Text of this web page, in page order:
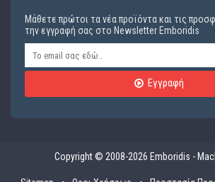
Μάθετε πρώτοι τα νέα προϊόντα και τις
την εγγραφή σας στο Newsletter Emboridis
Εγγραφή
Copyright © 2008-2026 Emboridis -